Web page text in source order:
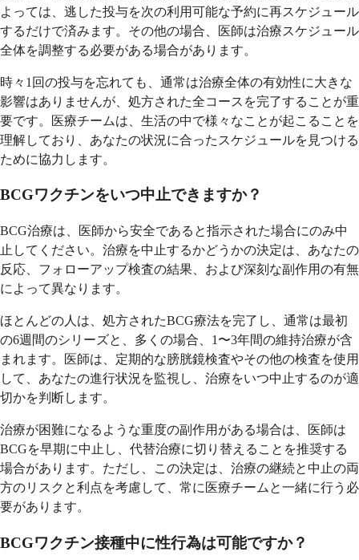
よっては、逃した投与を次の利用可能な予約に再スケジュール
するだけで済みます。その他の場合、医師は治療スケジュール
全体を調整する必要がある場合があります。
時々1回の投与を忘れても、通常は治療全体の有効性に大きな
影響はありませんが、処方された全コースを完了することが重
要です。医療チームは、生活の中で様々なことが起こることを
理解しており、あなたの状況に合ったスケジュールを見つける
ために協力します。
BCGワクチンをいつ中止できますか？
BCG治療は、医師から安全であると指示された場合にのみ中
止してください。治療を中止するかどうかの決定は、あなたの
反応、フォローアップ検査の結果、および深刻な副作用の有無
によって異なります。
ほとんどの人は、処方されたBCG療法を完了し、通常は最初
の6週間のシリーズと、多くの場合、1〜3年間の維持治療が含
まれます。医師は、定期的な膀胱鏡検査やその他の検査を使用
して、あなたの進行状況を監視し、治療をいつ中止するのが適
切かを判断します。
治療が困難になるような重度の副作用がある場合は、医師は
BCGを早期に中止し、代替治療に切り替えることを推奨する
場合があります。ただし、この決定は、治療の継続と中止の両
方のリスクと利点を考慮して、常に医療チームと一緒に行う必
要があります。
BCGワクチン接種中に性行為は可能ですか？